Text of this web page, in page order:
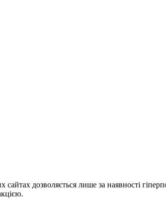
дозволяється лише за наявності